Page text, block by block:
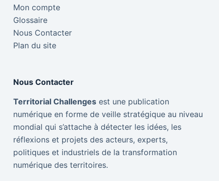
Mon compte
Glossaire
Nous Contacter
Plan du site
Nous Contacter
Territorial Challengesest une publication
numérique en forme de veille stratégique au niveau
mondial qui s’attache à détecter les idées, les
réflexions et projets des acteurs, experts,
politiques et industriels de la transformation
numérique des territoires.